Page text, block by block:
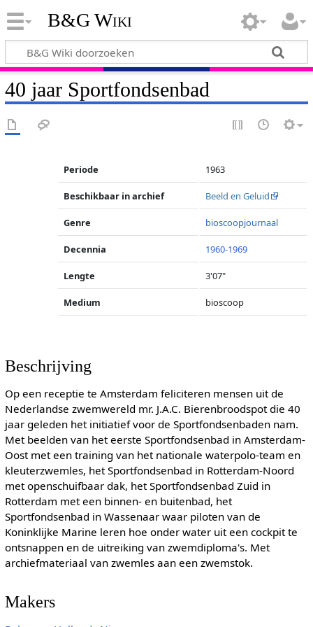
B&G Wiki
40 jaar Sportfondsenbad
Periode 1963
Beschikbaar in archief Beeld en Geluid
Genre bioscoopjournaal
Decennia 1960-1969
Lengte 3'07"
Medium bioscoop
Beschrijving
Op een receptie te Amsterdam feliciteren mensen uit de
Nederlandse zwemwereld mr. J.A.C. Bierenbroodspot die 40
jaar geleden het initiatief voor de Sportfondsenbaden nam.
Met beelden van het eerste Sportfondsenbad in Amsterdam-
Oost met een training van het nationale waterpolo-team en
kleuterzwemles, het Sportfondsenbad in Rotterdam-Noord
met openschuifbaar dak, het Sportfondsenbad Zuid in
Rotterdam met een binnen- en buitenbad, het
Sportfondsenbad in Wassenaar waar piloten van de
Koninklijke Marine leren hoe onder water uit een cockpit te
ontsnappen en de uitreiking van zwemdiploma's. Met
archiefmateriaal van zwemles aan een zwemstok.
Makers